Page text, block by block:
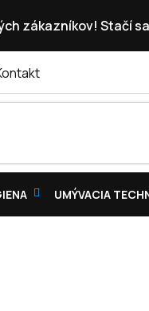
zákazníkov! Stačí
UMÝVACIA